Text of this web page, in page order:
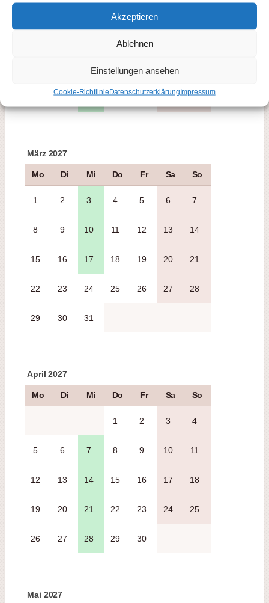
Akzeptieren
Ablehnen
Einstellungen ansehen
Cookie-RichtlinieDatenschutzerklärungImpressum
11
17 18 19 20
23 24 25 26 27 28
März 2027
Mo Di Mi Do Fr Sa So
1 2 3 4 5 6 7
8 9 10 11 12 13 14
15 16 17 18 19 20 21
22 23 24 25 26 27 28
29 30 31
April 2027
Mo Di Mi Do Fr Sa So
1 2 3 4
5 6 7 8 9 10 11
12 13 14 15 16 17 18
19 20 21 22 23 24 25
26 27 28 29 30
Mai 2027